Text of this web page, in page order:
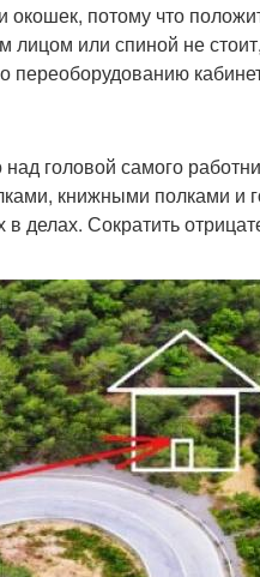
потому что
или спиной не
головой самого
книжными полками и
делах. Сократить